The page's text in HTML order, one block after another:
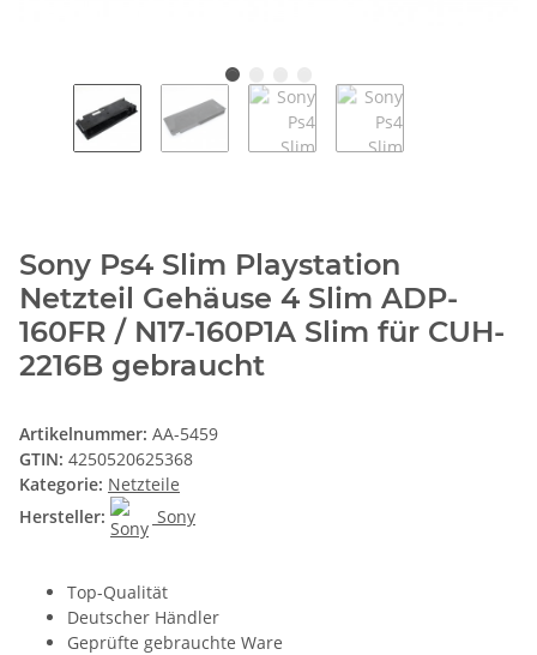
Sony Ps4 Slim Playstation
Netzteil Gehäuse 4 Slim ADP-
160FR / N17-160P1A Slim für CUH-
2216B gebraucht
Artikelnummer: AA-5459
GTIN: 4250520625368
Kategorie: Netzteile
Hersteller:
Sony
Top-Qualität
Deutscher Händler
Geprüfte gebrauchte Ware